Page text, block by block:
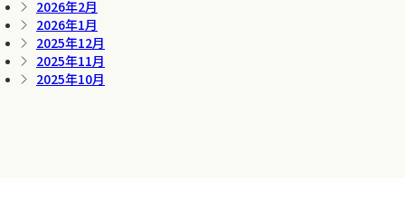
2026年2月
2026年1月
2025年12月
2025年11月
2025年10月